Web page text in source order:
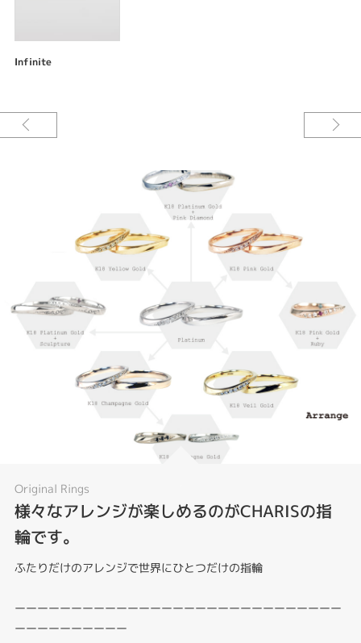
Infinite
Original Rings
様々なアレンジが楽しめるのがCHARISの指
輪です。
ふたりだけのアレンジで世界にひとつだけの指輪
ーーーーーーーーーーーーーーーーーーーーーーーーーーーーー
ーーーーーーーーーー